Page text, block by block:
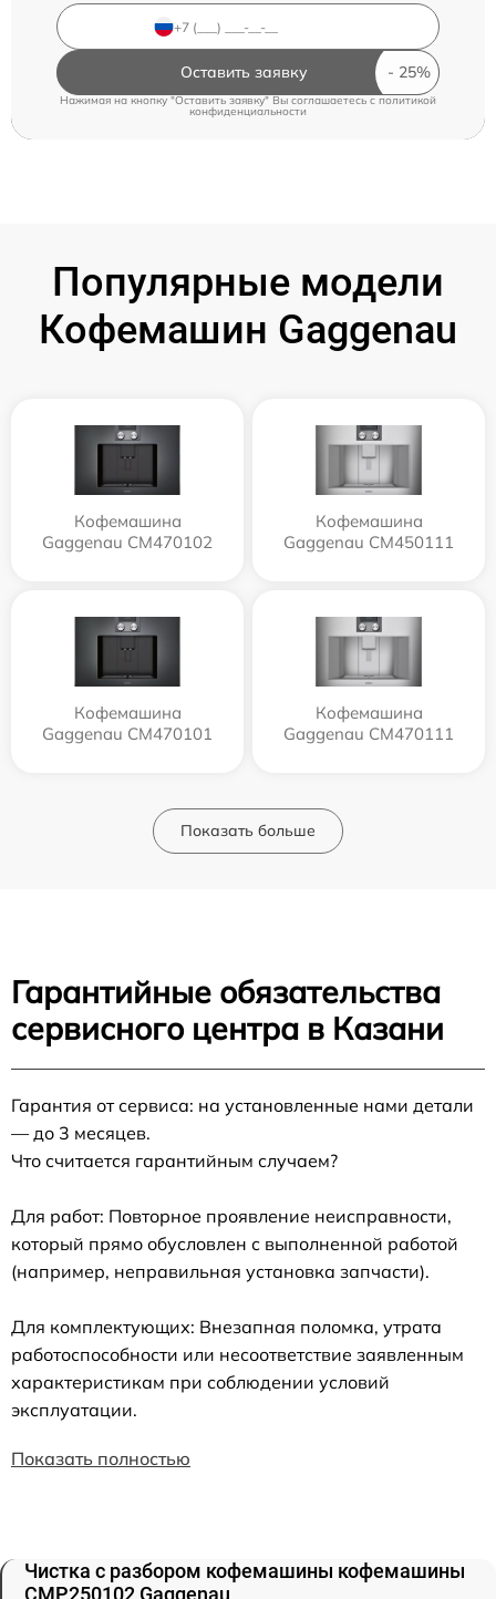
Оставить заявку
Нажимая на кнопку "Оставить заявку" Вы соглашаетесь c политикой
конфиденциальности
Популярные модели
Кофемашин Gaggenau
Кофемашина
Gaggenau CM470102
Кофемашина
Gaggenau CM450111
Кофемашина
Gaggenau CM470101
Кофемашина
Gaggenau CM470111
Показать больше
Гарантийные обязательства
сервисного центра в Казани
Гарантия от сервиса: на установленные нами детали
— до 3 месяцев.
Что считается гарантийным случаем?
Для работ: Повторное проявление неисправности,
который прямо обусловлен с выполненной работой
(например, неправильная установка запчасти).
Для комплектующих: Внезапная поломка, утрата
работоспособности или несоответствие заявленным
характеристикам при соблюдении условий
эксплуатации.
Показать полностью
Чистка с разбором кофемашины кофемашины